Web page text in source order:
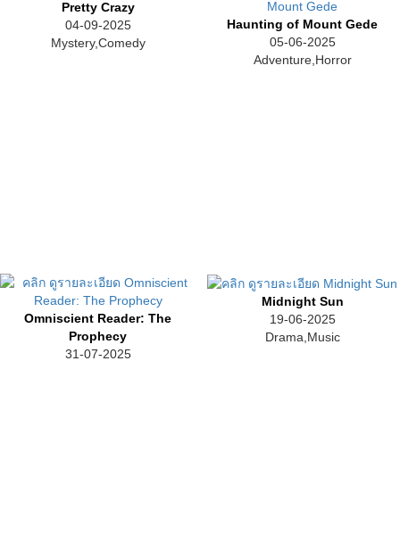
Pretty Crazy
04-09-2025
Mystery,Comedy
Haunting of Mount Gede
05-06-2025
Adventure,Horror
Omniscient Reader: The
Prophecy
31-07-2025
Midnight Sun
19-06-2025
Drama,Music